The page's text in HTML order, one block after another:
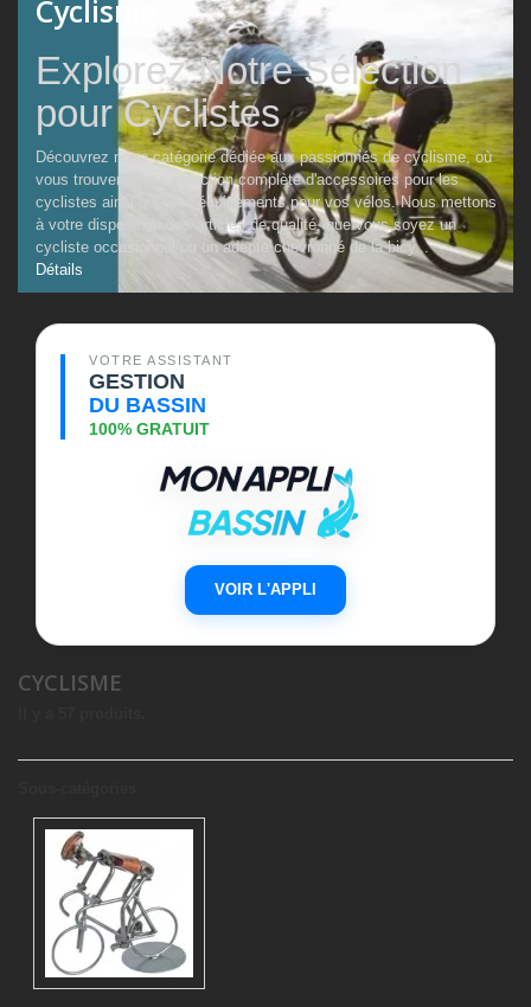
Cyclisme
Explorez Notre Sélection
pour Cyclistes
Découvrez notre catégorie dédiée aux passionnés de cyclisme, où
vous trouverez une sélection complète d'accessoires pour les
cyclistes ainsi que des équipements pour vos vélos. Nous mettons
à votre disposition des articles de qualité, que vous soyez un
cycliste occasionnel ou un adepte chevronné de la bicy...
Détails
VOTRE ASSISTANT
GESTION
DU BASSIN
100% GRATUIT
VOIR L'APPLI
CYCLISME